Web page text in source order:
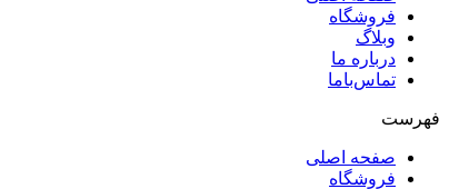
فروشگاه
وبلاگ
درباره ما
تماس‌با‌ما
فهرست
صفحه اصلی
فروشگاه